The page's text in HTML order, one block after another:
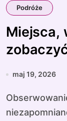
Podróże
Miejsca,
oceanem
maj 19, 2026
Obserwowanie wschodu słońca nad oceanem to